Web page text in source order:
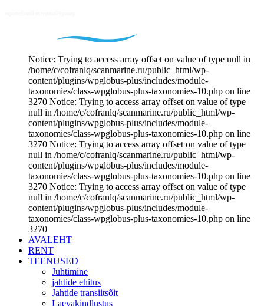
Notice: Trying to access array offset on value of type null in
/home/c/cofranlq/scanmarine.ru/public_html/wp-
content/plugins/wpglobus-plus/includes/module-
taxonomies/class-wpglobus-plus-taxonomies-10.php on line
3270 Notice: Trying to access array offset on value of type
null in /home/c/cofranlq/scanmarine.ru/public_html/wp-
content/plugins/wpglobus-plus/includes/module-
taxonomies/class-wpglobus-plus-taxonomies-10.php on line
3270 Notice: Trying to access array offset on value of type
null in /home/c/cofranlq/scanmarine.ru/public_html/wp-
content/plugins/wpglobus-plus/includes/module-
taxonomies/class-wpglobus-plus-taxonomies-10.php on line
3270 Notice: Trying to access array offset on value of type
null in /home/c/cofranlq/scanmarine.ru/public_html/wp-
content/plugins/wpglobus-plus/includes/module-
taxonomies/class-wpglobus-plus-taxonomies-10.php on line
3270
AVALEHT
RENT
TEENUSED
Juhtimine
jahtide ehitus
Jahtide transiitsõit
Laevakindlustus